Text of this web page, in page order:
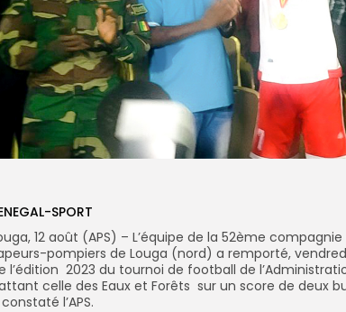
SPORT
12 août (APS) – L’équipe de la 52ème compagnie
pompiers de Louga (nord) a remporté,
l’édition 2023 du tournoi de football de
celle des Eaux et Forêts sur un score de deux
l’APS.